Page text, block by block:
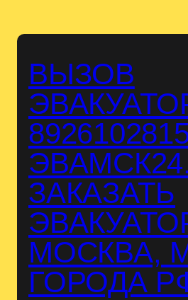
ВЫЗОВ
ЗАКАЗАТЬ
МОСКВА,
ГОРОДА